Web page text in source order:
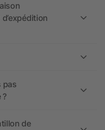
pas
?
de